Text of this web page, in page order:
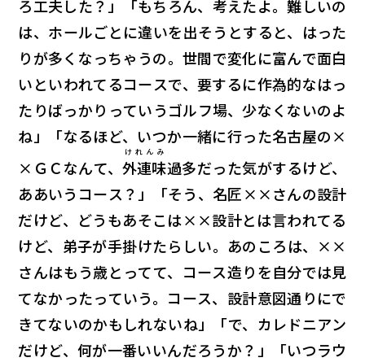
ろ工夫した？」「もちろん、考えたよ。難しいの
は、ホールごとに違いを出そうとすると、はった
りが多くなっちゃうの。世間で変化に富んで面白
いといわれてるコースで、要するに作為的なはっ
たりばっかり――っていうゴルフ場、少なくないのよ
ね」「なるほど、いつか一緒に行った名古屋の×
×ＧＣなんて、外連味
けれんみ
過多だった気がするけど、
ああいうコース？」「そう、名匠××さんの設計
だけど、どうもあそこは××設計とは言われてる
けど、弟子が手掛けたらしい。あのころは、××
さんはもう歳とってて、コース造りを自分では見
てなかったっていう。コース、設計意図通りにで
きてないのかもしれないね」「で、カレドニアン
だけど、何が一番いいんだろうか？」「いつラウ